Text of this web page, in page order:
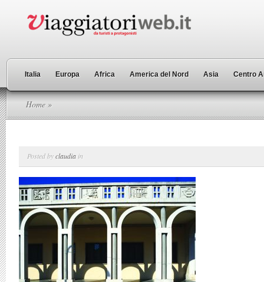
Italia Europa Africa America del Nord Asia Centro
Home »
Posted byclaudia in